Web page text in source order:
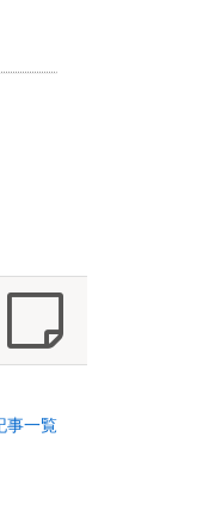
事一覧